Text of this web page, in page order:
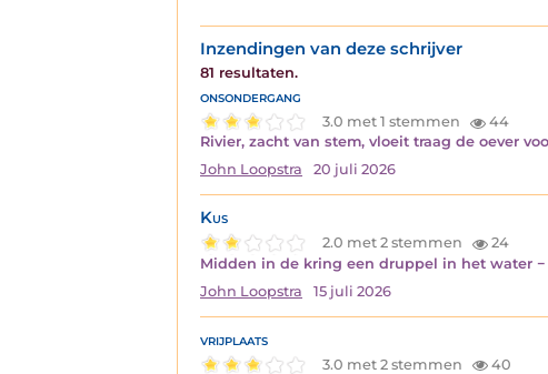
Inzendingen van deze schrijver
81 resultaten.
onsondergang
3.0 met 1 stemmen
44
Rivier, zacht van stem, vloeit traag de oever
John Loopstra
20 juli 2026
Kus
2.0 met 2 stemmen
24
Midden in de kring een druppel in het water
John Loopstra
15 juli 2026
vrijplaats
3.0 met 2 stemmen
40